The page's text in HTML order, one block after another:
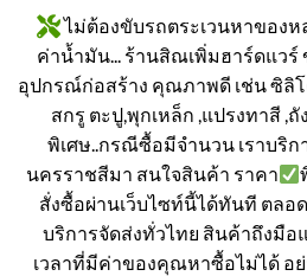
ไม่ต้องขับรถตระเวนหาของหล
ค่าน้ำมัน... ร้านสิณเพิ่มฮาร์ดแวร์
อุปกรณ์ก่อสร้าง คุณภาพดี เช่น ซิลิโ
สกรู ตะปู,พุกเหล็ก ,แปรงทาสี ,
พิเศษ..กรณีซื้อมีจำนวน เราบริ
นครราชสีมา สนใจสินค้า ราคา
สั่งซื้อผ่านเว็บไซท์นี้ได้ทันที ตลอ
บริการจัดส่งทั่วไทย สินค้าถึงมื
เวลาที่มีค่าของคุณหาซื้อไม่ได้ อ